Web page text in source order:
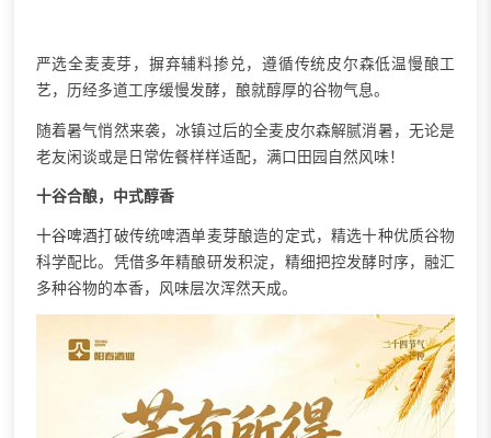
严选全麦麦芽，摒弃辅料掺兑，遵循传统皮尔森低温慢酿工
艺，历经多道工序缓慢发酵，酿就醇厚的谷物气息。
随着暑气悄然来袭，冰镇过后的全麦皮尔森解腻消暑，无论是
老友闲谈或是日常佐餐样样适配，满口田园自然风味！
十谷合酿，中式醇香
十谷啤酒打破传统啤酒单麦芽酿造的定式，精选十种优质谷物
科学配比。凭借多年精酿研发积淀，精细把控发酵时序，融汇
多种谷物的本香，风味层次浑然天成。